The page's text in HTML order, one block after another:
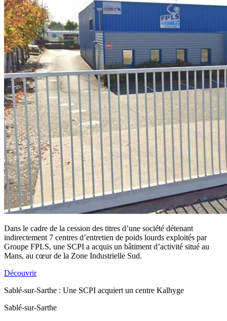
Dans le cadre de la cession des titres d’une société détenant
indirectement 7 centres d’entretien de poids lourds exploités par
Groupe FPLS, une SCPI a acquis un bâtiment d’activité situé au
Mans, au cœur de la Zone Industrielle Sud.
Découvrir
Sablé-sur-Sarthe : Une SCPI acquiert un centre Kalhyge
Sablé-sur-Sarthe